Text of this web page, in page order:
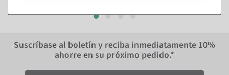
Suscríbase al boletín y reciba inmediatamente 10%
ahorre en su próximo pedido.*